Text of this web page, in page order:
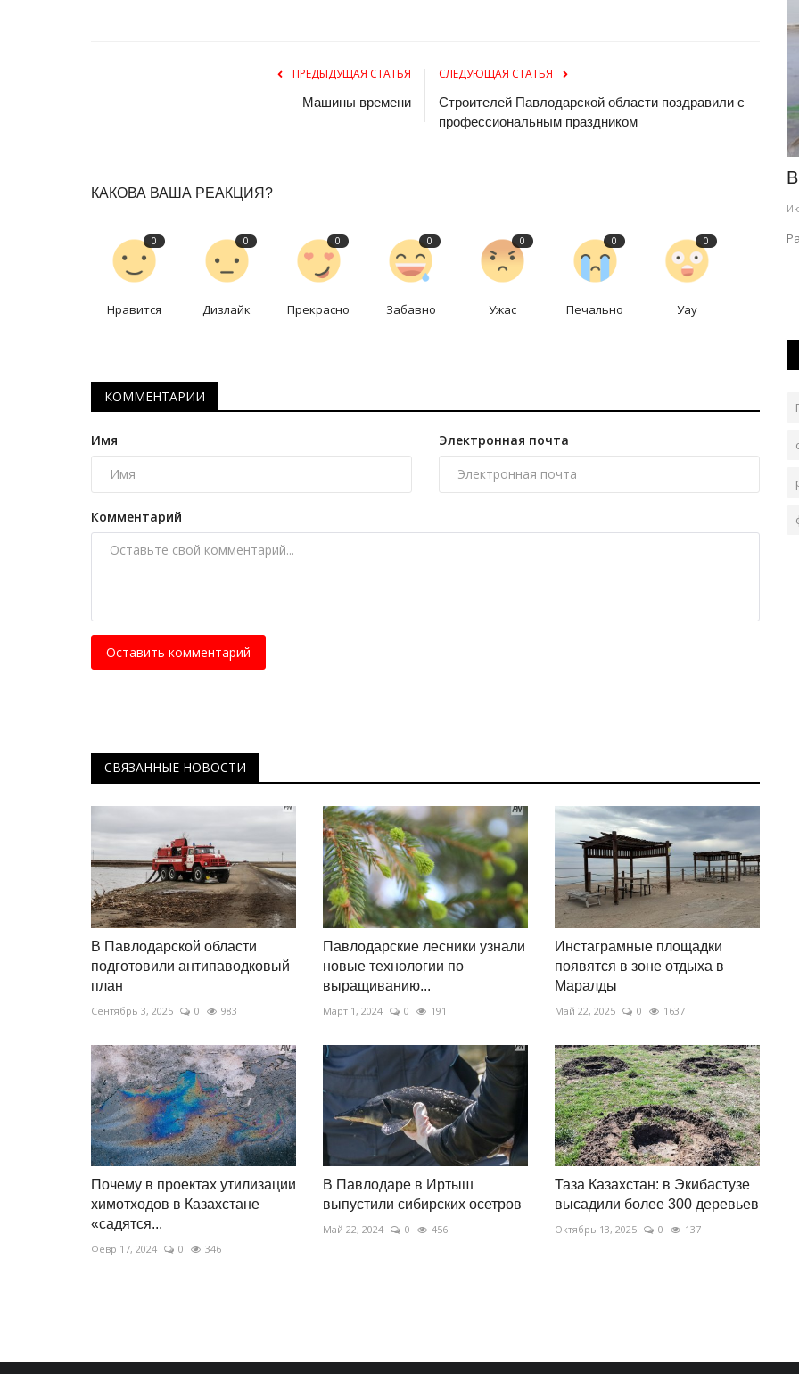
ПРЕДЫДУЩАЯ СТАТЬЯ
Машины времени
СЛЕДУЮЩАЯ СТАТЬЯ
Строителей Павлодарской области поздравили с
профессиональным праздником
КАКОВА ВАША РЕАКЦИЯ?
0
Нравится
0
Дизлайк
0
Прекрасно
0
Забавно
0
Ужас
0
Печально
0
Уау
КОММЕНТАРИИ
Имя Электронная почта
Комментарий
Оставить комментарий
СВЯЗАННЫЕ НОВОСТИ
В Павлодарской области
подготовили антипаводковый
план
Сентябрь 3, 2025 0 983
Павлодарские лесники узнали
новые технологии по
выращиванию...
Март 1, 2024 0 191
Инстаграмные площадки
появятся в зоне отдыха в
Маралды
Май 22, 2025 0 1637
Почему в проектах утилизации
химотходов в Казахстане
«садятся...
Февр 17, 2024 0 346
В Павлодаре в Иртыш
выпустили сибирских осетров
Май 22, 2024 0 456
Таза Казахстан: в Экибастузе
высадили более 300 деревьев
Октябрь 13, 2025 0 137
китайских амазонок
Ноябрь 29, 2025 0
Самая южная точка Поднебесной.
Авг 7, 2026
Футбольный клуб одержал вторую победу подряд и
поднялся на восьмое место в Первой...